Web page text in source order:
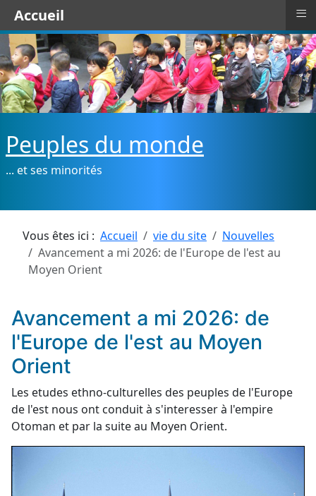
Peuples du monde
... et ses minorités
Vous êtes ici : Accueil vie du site
Nouvelles
Avancement a mi 2026: de l'Europe de l'est au
Moyen Orient
Avancement a mi 2026: de
l'Europe de l'est au Moyen
Orient
Les etudes ethno-culturelles des peuples de l'Europe
de l'est nous ont conduit à s'interesser à l'empire
Otoman et par la suite au Moyen Orient.
Accueil ≡